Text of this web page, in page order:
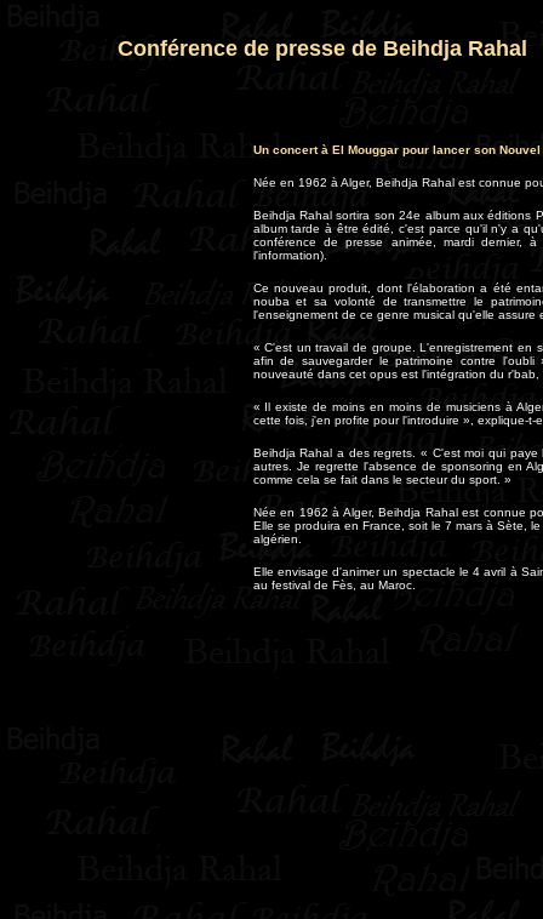
Conférence de presse de Beihdja Rahal
Un concert à El Mouggar pour lancer son Nouvel
Née en 1962 à Alger, Beihdja Rahal est connue
Beihdja Rahal sortira son 24e album aux éditions
album tarde à être édité, c'est parce qu'il n'y a
conférence de presse animée, mardi dernier,
l'information).
Ce nouveau produit, dont l'élaboration a été
nouba et sa volonté de transmettre le
l'enseignement de ce genre musical qu'elle
« C'est un travail de groupe. L'enregistrement en
afin de sauvegarder le patrimoine contre
nouveauté dans cet opus est l'intégration du
« Il existe de moins en moins de musiciens à
cette fois, j'en profite pour l'introduire », explique-t-
Beihdja Rahal a des regrets. « C'est moi qui
autres. Je regrette l'absence de sponsoring en
comme cela se fait dans le secteur du sport. »
Née en 1962 à Alger, Beihdja Rahal est connue
Elle se produira en France, soit le 7 mars à Sète,
algérien.
Elle envisage d'animer un spectacle le 4 avril à
au festival de Fès, au Maroc.